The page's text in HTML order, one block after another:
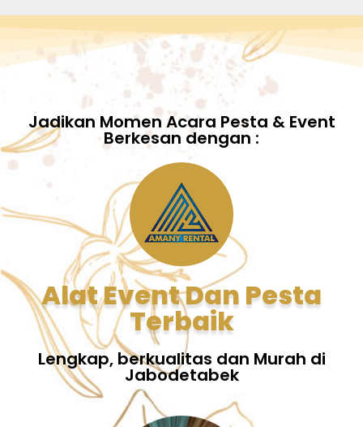
Jadikan Momen Acara Pesta & Event
Berkesan dengan :
Alat Event Dan Pesta
Terbaik
Lengkap, berkualitas dan Murah di
Jabodetabek